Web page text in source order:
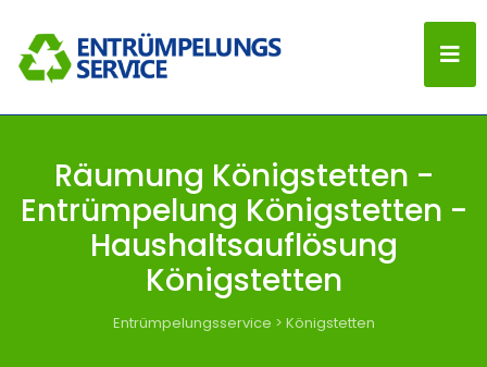
Räumung Königstetten -
Entrümpelung Königstetten -
Haushaltsauflösung
Königstetten
Entrümpelungsservice > Königstetten